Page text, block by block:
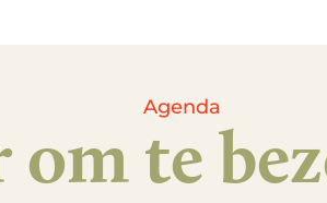
Agenda
om te